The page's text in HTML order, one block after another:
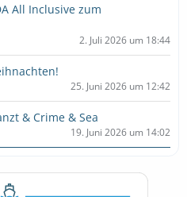
All Inclusive zum
2. Juli 2026 um 18:44
25. Juni 2026 um 12:42
& Crime & Sea
19. Juni 2026 um 14:02